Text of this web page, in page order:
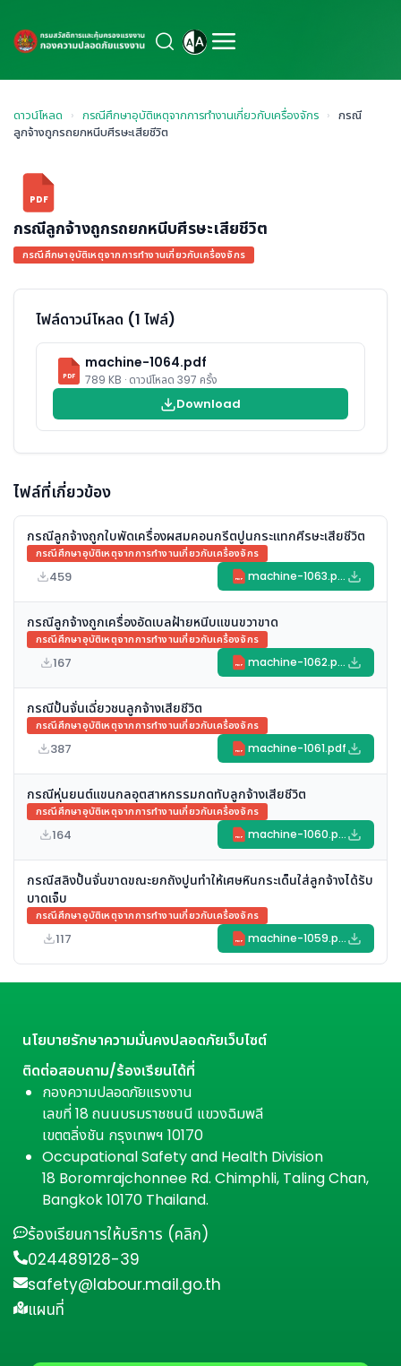
ดาวน์โหลด › กรณีศึกษาอุบัติเหตุจากการทำงานเกี่ยวกับเครื่องจักร › กรณี
ลูกจ้างถูกรถยกหนีบศีรษะเสียชีวิต
PDF
กรณีลูกจ้างถูกรถยกหนีบศีรษะเสียชีวิต
กรณีศึกษาอุบัติเหตุจากการทำงานเกี่ยวกับเครื่องจักร
ไฟล์ดาวน์โหลด (1 ไฟล์)
PDF
machine-1064.pdf
789 KB · ดาวน์โหลด 397 ครั้ง
Download
ไฟล์ที่เกี่ยวข้อง
กรณีลูกจ้างถูกใบพัดเครื่องผสมคอนกรีตปูนกระแทกศีรษะเสียชีวิต
กรณีศึกษาอุบัติเหตุจากการทำงานเกี่ยวกับเครื่องจักร
459 PDF machine-1063.pdf
กรณีลูกจ้างถูกเครื่องอัดเบลฝ้ายหนีบแขนขวาขาด
กรณีศึกษาอุบัติเหตุจากการทำงานเกี่ยวกับเครื่องจักร
167 PDF machine-1062.pdf
กรณีปั้นจั่นเฉี่ยวชนลูกจ้างเสียชีวิต
กรณีศึกษาอุบัติเหตุจากการทำงานเกี่ยวกับเครื่องจักร
387 PDF machine-1061.pdf
กรณีหุ่นยนต์แขนกลอุตสาหกรรมกดทับลูกจ้างเสียชีวิต
กรณีศึกษาอุบัติเหตุจากการทำงานเกี่ยวกับเครื่องจักร
164 PDF machine-1060.pdf
กรณีสลิงปั้นจั่นขาดขณะยกถังปูนทำให้เศษหินกระเด็นใส่ลูกจ้างได้รับ
บาดเจ็บ
กรณีศึกษาอุบัติเหตุจากการทำงานเกี่ยวกับเครื่องจักร
117 PDF machine-1059.pdf
นโยบายรักษาความมั่นคงปลอดภัยเว็บไซต์
ติดต่อสอบถาม/ร้องเรียนได้ที่
กองความปลอดภัยแรงงาน
เลขที่ 18 ถนนบรมราชชนนี แขวงฉิมพลี
เขตตลิ่งชัน กรุงเทพฯ 10170
Occupational Safety and Health Division
18 Boromrajchonnee Rd. Chimphli, Taling Chan,
Bangkok 10170 Thailand.
ร้องเรียนการให้บริการ (คลิก)
024489128-39
safety@labour.mail.go.th
แผนที่